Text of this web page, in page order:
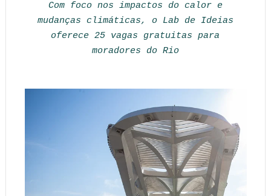
Com foco nos impactos do calor e
mudanças climáticas, o Lab de Ideias
oferece 25 vagas gratuitas para
moradores do Rio